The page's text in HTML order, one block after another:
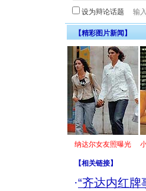
设为辩论话题
【精彩图片新闻】
纳达尔女友照曝光
【相关链接】
·“齐达内红